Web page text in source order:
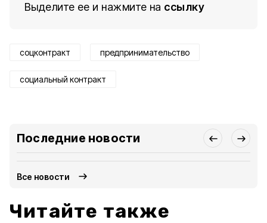
Выделите ее и нажмите на ссылку
соцконтракт предпринимательство
социальный контракт
Последние новости
Все новости
Читайте также